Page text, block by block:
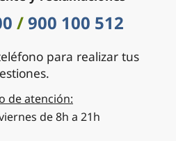
/900 100 512
para realizar tus
de atención:
de 8h a 21h